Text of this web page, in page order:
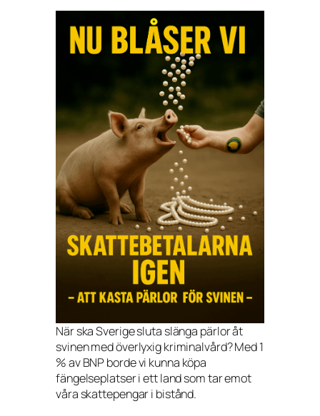
När ska Sverige sluta slänga pärlor åt
svinen med överlyxig kriminalvård? Med 1
% av BNP borde vi kunna köpa
fängelseplatser i ett land som tar emot
våra skattepengar i bistånd.